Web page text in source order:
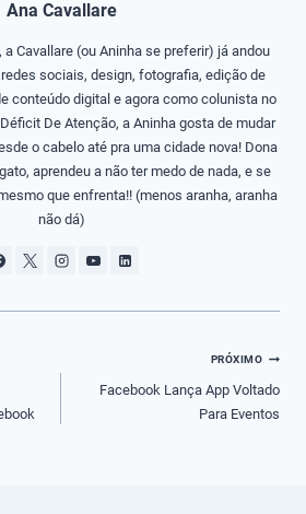
Ana Cavallare
Cavallare (ou Aninha se preferir) já andou
sociais, design, fotografia, edição de
conteúdo digital e agora como colunista no
De Atenção, a Aninha gosta de mudar
o cabelo até pra uma cidade nova! Dona
aprendeu a não ter medo de nada, e se
que enfrenta!! (menos aranha, aranha
não dá)
PRÓXIMO
Facebook Lança App Voltado
Para Eventos